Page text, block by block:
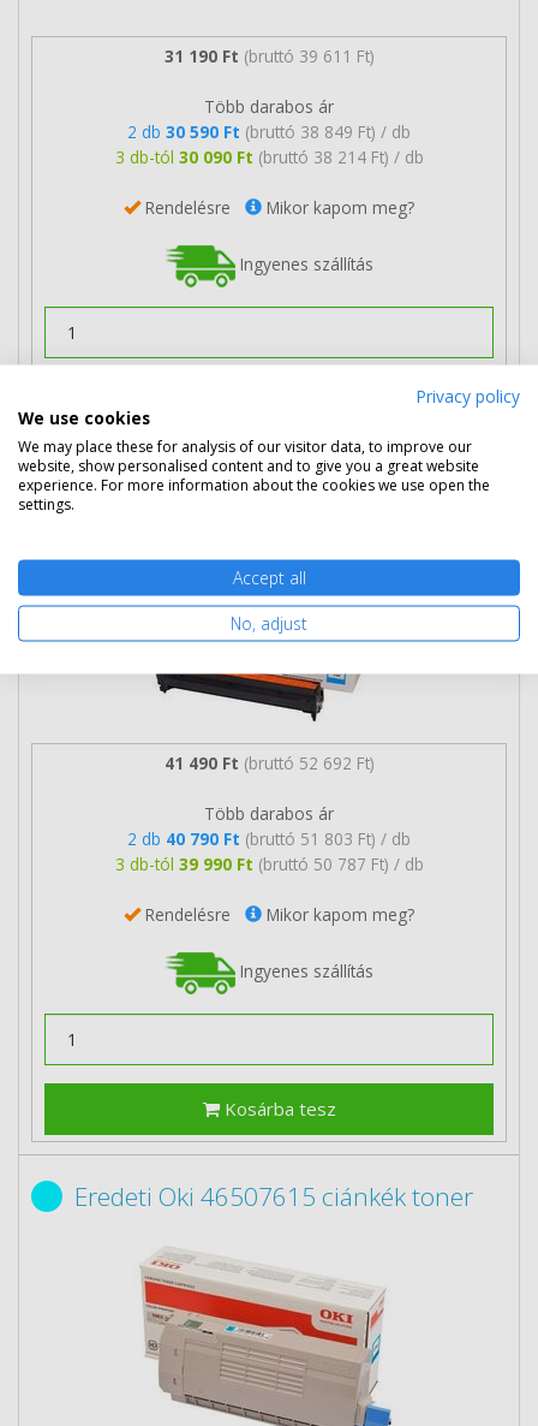
31 190 Ft (bruttó 39 611 Ft)
Több darabos ár
2 db 30 590 Ft (bruttó 38 849 Ft) / db
3 db-tól 30 090 Ft (bruttó 38 214 Ft) / db
Rendelésre Mikor kapom meg?
Ingyenes szállítás
Eredeti Oki 46507415 ciánkék dob
41 490 Ft (bruttó 52 692 Ft)
Több darabos ár
2 db 40 790 Ft (bruttó 51 803 Ft) / db
3 db-tól 39 990 Ft (bruttó 50 787 Ft) / db
Rendelésre Mikor kapom meg?
Ingyenes szállítás
Kosárba tesz
Eredeti Oki 46507615 ciánkék toner
Privacy policy
We use cookies
We may place these for analysis of our visitor data, to improve our
website, show personalised content and to give you a great website
experience. For more information about the cookies we use open the
settings.
Accept all
No, adjust